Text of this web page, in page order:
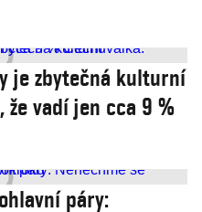
je zbytečná kulturní
že vadí jen cca 9 %
páry: